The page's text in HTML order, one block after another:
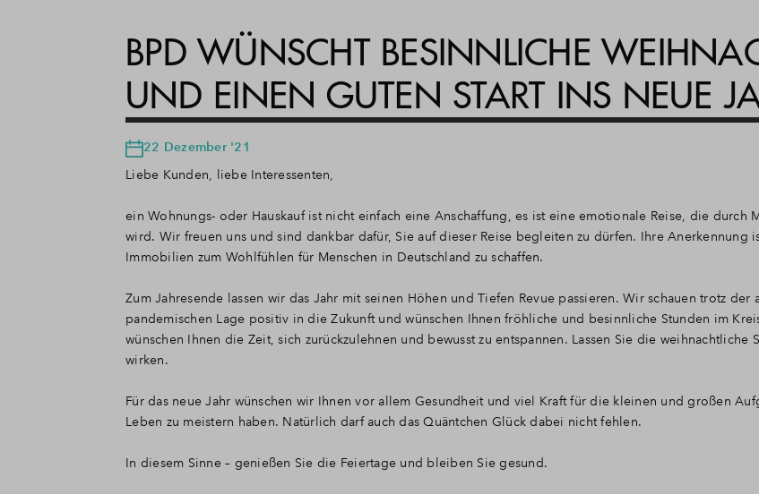
BPD WÜNSCHT BESINNLICHE
UND EINEN GUTEN START INS NEUE
22 Dezember '21
Liebe Kunden, liebe Interessenten,
ein Wohnungs- oder Hauskauf ist nicht einfach eine Anschaffung, es ist eine emotionale Reise, die durch
wird. Wir freuen uns und sind dankbar dafür, Sie auf dieser Reise begleiten zu dürfen. Ihre Anerkennung
Immobilien zum Wohlfühlen für Menschen in Deutschland zu schaffen.
Zum Jahresende lassen wir das Jahr mit seinen Höhen und Tiefen Revue passieren. Wir schauen trotz der
pandemischen Lage positiv in die Zukunft und wünschen Ihnen fröhliche und besinnliche Stunden im
wünschen Ihnen die Zeit, sich zurückzulehnen und bewusst zu entspannen. Lassen Sie die weihnachtliche
wirken.
Für das neue Jahr wünschen wir Ihnen vor allem Gesundheit und viel Kraft für die kleinen und großen
Leben zu meistern haben. Natürlich darf auch das Quäntchen Glück dabei nicht fehlen.
In diesem Sinne – genießen Sie die Feiertage und bleiben Sie gesund.